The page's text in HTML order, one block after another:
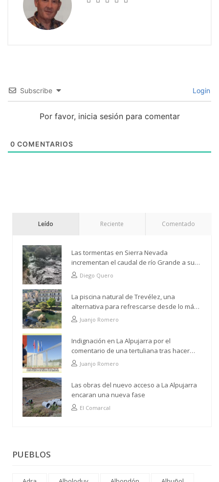
Subscribe Login
Por favor, inicia sesión para comentar
0 COMENTARIOS
Leído Reciente Comentado
Las tormentas en Sierra Nevada
incrementan el caudal de río Grande a su
paso por Trevélez
Diego Quero
La piscina natural de Trevélez, una
alternativa para refrescarse desde lo más
altoJuanjo Romero
Indignación en La Alpujarra por el
comentario de una tertuliana tras hacer
alusión al analfabetismo con la comarca
Juanjo Romero
Las obras del nuevo acceso a La Alpujarra
encaran una nueva fase
El Comarcal
PUEBLOS